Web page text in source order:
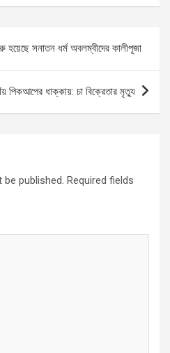
ar
হয়েছে সনাতন ধর্ম অবলম্বীদের কালীপূজা
পিকআপের ধাক্কায়: চা বিক্রেতার মৃত্যু
published. Required fields